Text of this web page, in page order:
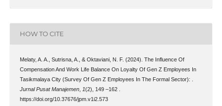
HOW TO CITE
Melaty, A. A., Sutrisna, A., & Oktaviani, N. F. (2024). The Influence Of
Compensation And Work Life Balance On Loyalty Of Gen Z Employees In
Tasikmalaya City (Survey Of Gen Z Employees In The Formal Sector): .
Jurnal Pusat Manajemen, 1(2), 149 –162 .
https://doi.org/10.37676/jpm.v1i2.573